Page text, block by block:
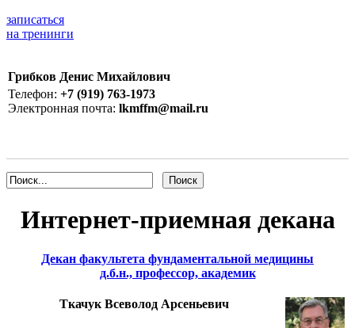
записаться
на тренинги
Грибков Денис Михайлович
Телефон: +7 (919) 763-1973
Электронная почта: lkmffm@mail.ru
Интернет-приемная декана
Декан факультета фундаментальной медицины
д.б.н., профессор, академик
Ткачук Всеволод Арсеньевич